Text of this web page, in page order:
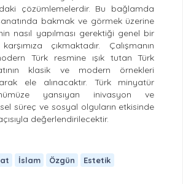
çözümlemelerdir. Bu bağlamda
bakmak ve görmek üzerine
nasıl yapılması gerektiği genel bir
çıkmaktadır. Çalışmanın
Türk resmine ışık tutan Türk
klasik ve modern örnekleri
ele alınacaktır. Türk minyatür
yansıyan inivasyon ve
süreç ve sosyal olguların etkisinde
değerlendirilecektir.
İslam Özgün Estetik